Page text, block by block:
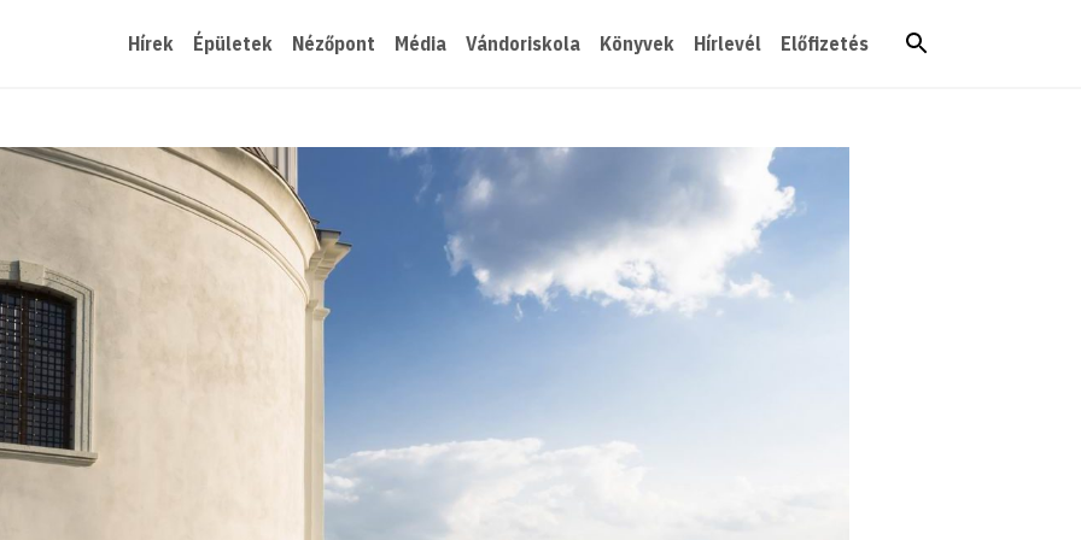
Hírek Épületek Nézőpont Média Vándoriskola Könyvek Hírlevél Előfizetés